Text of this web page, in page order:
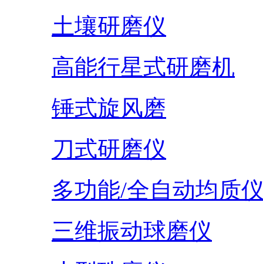
土壤研磨仪
高能行星式研磨机
锤式旋风磨
刀式研磨仪
多功能/全自动均质
三维振动球磨仪